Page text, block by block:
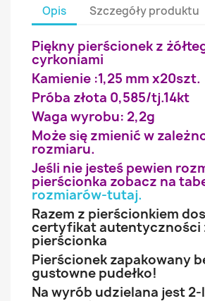
Opis Szczegóły produktu
Piękny pierścionek z
cyrkoniami
Kamienie :1,25 mm x20szt.
Próba złota 0,585/tj.14kt
Waga wyrobu: 2,2g
Może się zmienić w
rozmiaru.
Jeśli nie jesteś pewien
pierścionka zobacz na
rozmiarów-tutaj.
Razem z pierścionkiem
certyfikat autentyczności
pierścionka
Pierścionek zapakowany
gustowne pudełko!
Na wyrób udzielana jest